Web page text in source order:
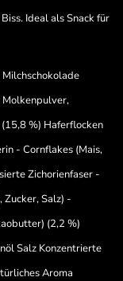
Ideal als Snack für
Molkenpulver,
%) Haferflocken
- Cornflakes (Mais,
Zichorienfaser -
Salz) -
(2,2 %)
Salz Konzentrierte
Aroma